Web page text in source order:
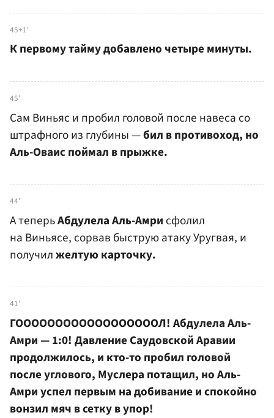
45+1'
К первому тайму добавлено четыре минуты.
45'
Сам Виньяс и пробил головой после навеса со
штрафного из глубины —бил в противоход, но
Аль-Оваис поймал в прыжке.
44'
А теперьАбдулела Аль-Амри сфолил
на Виньясе, сорвав быструю атаку Уругвая, и
получилжелтую карточку.
41'
ГООООООООООООООООООЛ! Абдулела Аль-
Амри — 1:0! Давление Саудовской Аравии
продолжилось, и кто-то пробил головой
после углового, Муслера потащил, но Аль-
Амри успел первым на добивание и спокойно
вонзил мяч в сетку в упор!